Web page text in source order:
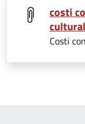
costi
Costi